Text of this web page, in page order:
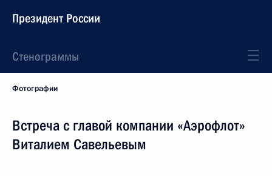
Президент России
Стенограммы
Фотографии
Встреча с главой компании «Аэрофлот»
Виталием Савельевым